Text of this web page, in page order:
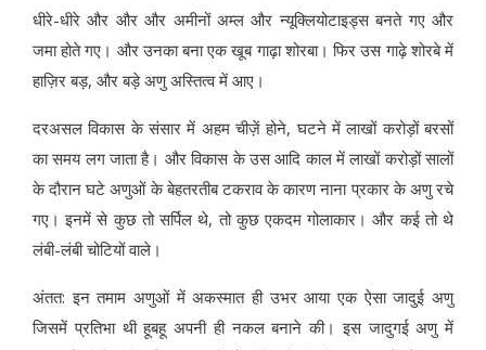
धीरे-धीरे और और और अमीनों अम्ल और न्यूक्लियोटाइड्स बनते गए और
जमा होते गए। और उनका बना एक खूब गाढ़ा शोरबा। फिर उस गाढ़े शोरबे में
हाज़िर बड़, और बड़े अणु अस्तित्व में आए।
दरअसल विकास के संसार में अहम चीज़ें होने, घटने में लाखों करोड़ों बरसों
का समय लग जाता है। और विकास के उस आदि काल में लाखों करोड़ों सालों
के दौरान घटे अणुओं के बेहतरतीब टकराव के कारण नाना प्रकार के अणु रचे
गए। इनमें से कुछ तो सर्पिल थे, तो कुछ एकदम गोलाकार। और कई तो थे
लंबी-लंबी चोटियों वाले।
अंतत: इन तमाम अणुओं में अकस्मात ही उभर आया एक ऐसा जादुई अणु
जिसमें प्रतिभा थी हूबहू अपनी ही नकल बनाने की। इस जादुगई अणु में